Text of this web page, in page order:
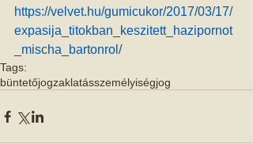
https://velvet.hu/gumicukor/2017/03/17/
expasija_titokban_keszitett_hazipornot
_mischa_bartonrol/
Tags:
büntetőjogzaklatásszemélyiségjog